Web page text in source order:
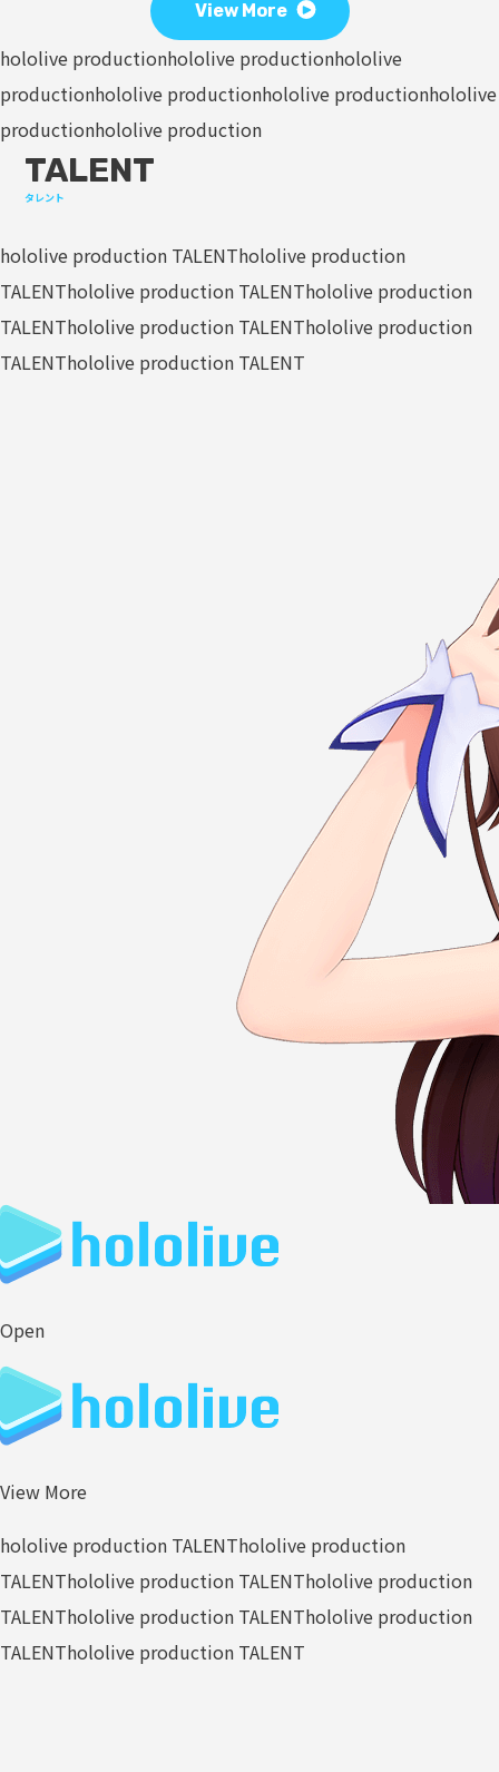
View More
hololive productionhololive productionhololive
productionhololive productionhololive productionhololive
productionhololive production
TALENT
タレント
hololive production TALENThololive production
TALENThololive production TALENThololive production
TALENThololive production TALENThololive production
TALENThololive production TALENT
Open
View More
hololive production TALENThololive production
TALENThololive production TALENThololive production
TALENThololive production TALENThololive production
TALENThololive production TALENT